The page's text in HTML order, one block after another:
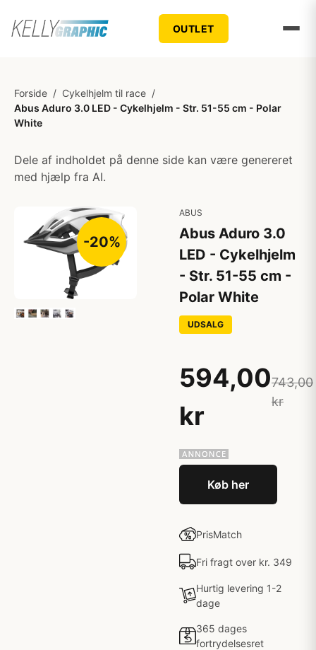
OUTLET
Forside / Cykelhjelm til race /
Abus Aduro 3.0 LED - Cykelhjelm - Str. 51-55 cm - Polar
White
Dele af indholdet på denne side kan være genereret
med hjælp fra AI.
-20%
ABUS
Abus Aduro 3.0
LED - Cykelhjelm
- Str. 51-55 cm -
Polar White
UDSALG
594,00
kr
743,00
kr
Køb her
PrisMatch
Fri fragt over kr. 349
Hurtig levering 1-2
dage
365 dages
fortrydelsesret